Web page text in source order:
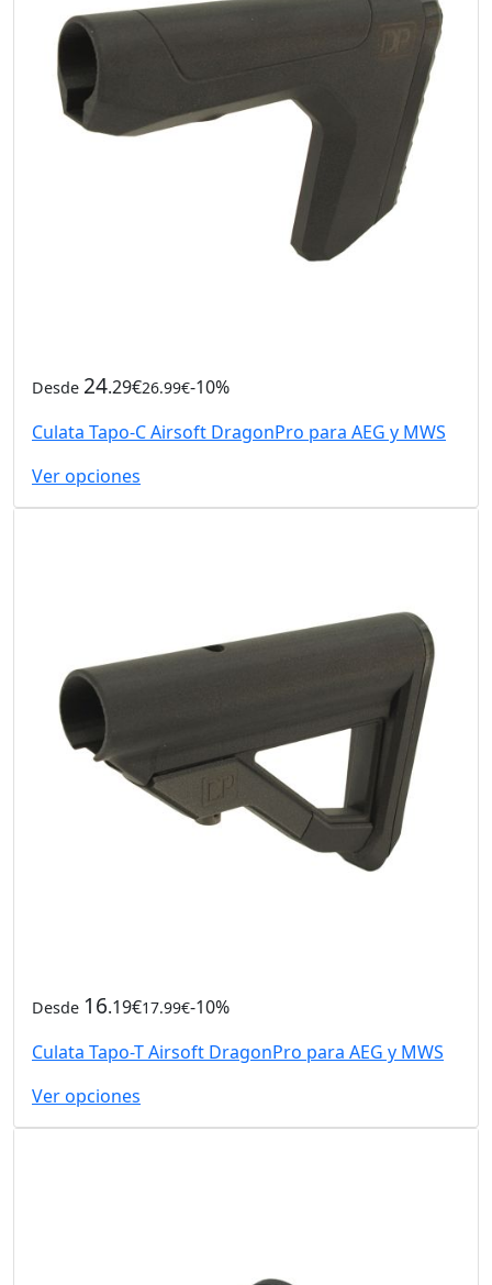
Desde 24.29€26.99€-10%
Culata Tapo-C Airsoft DragonPro para AEG y MWS
Ver opciones
Desde 16.19€17.99€-10%
Culata Tapo-T Airsoft DragonPro para AEG y MWS
Ver opciones